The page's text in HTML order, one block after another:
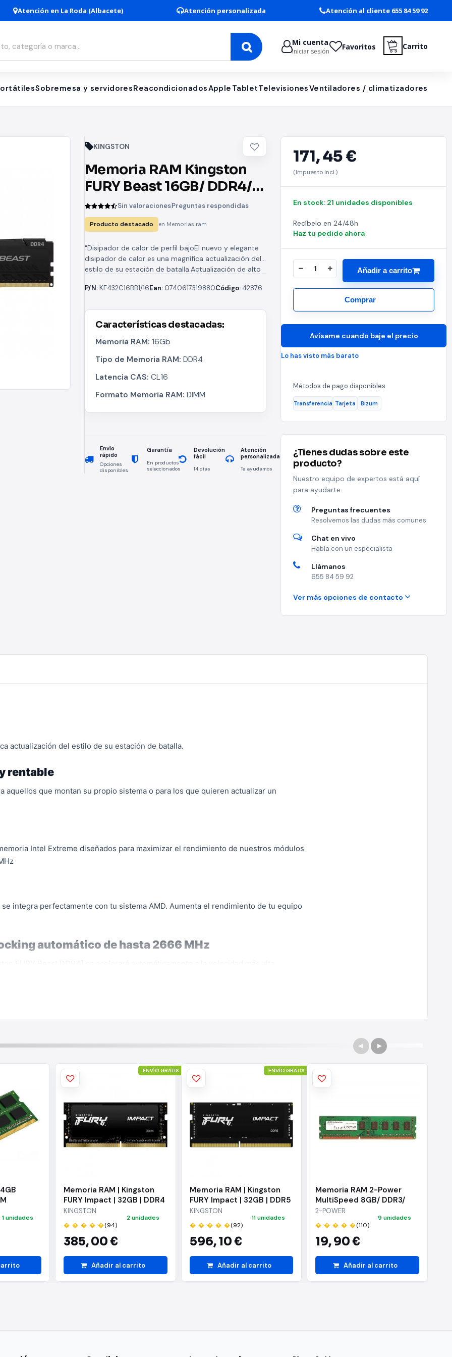
Atención en La Roda (Albacete) Atención personalizada Atención al cliente 655 84 59 92
Mi cuenta
Iniciar sesión Favoritos Carrito
Sobremesa y servidoresReacondicionadosApple TabletTelevisionesVentiladores / climatizadores
KINGSTON
Memoria RAM Kingston
FURY Beast 16GB/ DDR4/
3200MHz/ 1.35V/ CL16/
DIMM
Sin valoracionesPreguntas respondidas
Producto destacado en Memorias ram
"Disipador de calor de perfil bajoEl nuevo y elegante
disipador de calor es una magnífica actualización del
estilo de su estación de batalla.Actualización de alto
P/N:KF432C16BB1/16Ean: 0740617319880Código: 42876
Características destacadas:
Memoria RAM: 16Gb
Tipo de Memoria RAM: DDR4
Latencia CAS: CL16
Formato Memoria RAM: DIMM
Envío
rápido
Opciones
disponibles
Garantía
En productos
seleccionados
Devolución
fácil
14 días
Atención
personalizada
Te ayudamos
171,45 €
(Impuesto incl.)
En stock: 21 unidades disponibles
Recíbelo en 24/48h
Haz tu pedido ahora
Añadir a carrito
Comprar
Avísame cuando baje el precio
Lo has visto más barato
Métodos de pago disponibles
Transferencia Tarjeta Bizum
¿Tienes dudas sobre este
producto?
Nuestro equipo de expertos está aquí
para ayudarte.
Preguntas frecuentes
Resolvemos las dudas más comunes
Chat en vivo
Habla con un especialista
Llámanos
655 84 59 92
Ver más opciones de contacto
actualización del estilo de su estación de batalla.
rentable
aquellos que montan su propio sistema o para los que quieren actualizar un
Intel Extreme diseñados para maximizar el rendimiento de nuestros módulos
integra perfectamente con tu sistema AMD. Aumenta el rendimiento de tu equipo
automático de hasta 2666 MHz
1 unidades
Memoria RAM | Kingston
FURY Impact | 32GB | DDR4
| 3200MHz | 1.2V | CL20 |
SODIMM
KINGSTON
� � � � �(94)
385,00 €
2 unidades
Añadir al carrito
ENVÍO GRATIS
Memoria RAM | Kingston
FURY Impact | 32GB | DDR5
| 5600MHz | 1.1V | CL40 |
SODIMM
KINGSTON
� � � � �(92)
596,10 €
11 unidades
Añadir al carrito
ENVÍO GRATIS
Memoria RAM 2-Power
MultiSpeed 8GB/ DDR3/
1066/ 1333/ 1600MHz/
1.35V - 1.5V/ CL7/9/11/ DIMM
2-POWER
� � � � �(110)
19,90 €
9 unidades
Añadir al carrito